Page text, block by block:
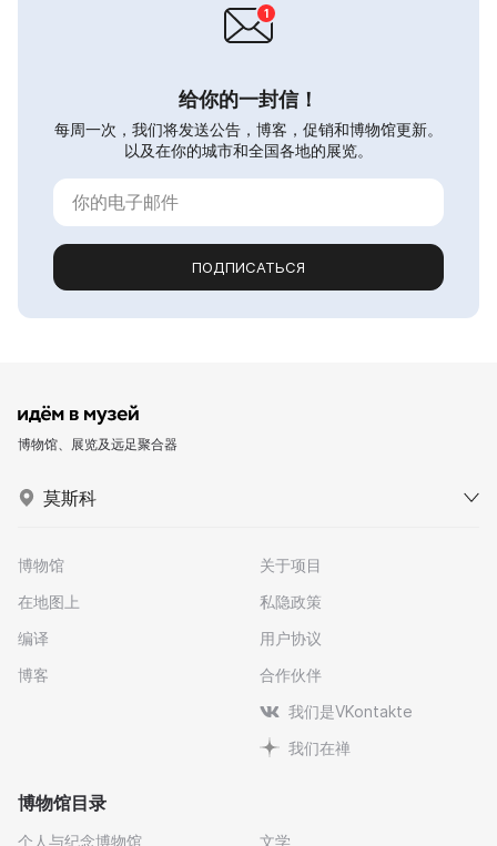
给你的一封信！
每周一次，我们将发送公告，博客，促销和博物馆更新。
以及在你的城市和全国各地的展览。
ПОДПИСАТЬСЯ
博物馆、展览及远足聚合器
莫斯科
博物馆
在地图上
编译
博客
关于项目
私隐政策
用户协议
合作伙伴
我们是VKontakte
我们在禅
博物馆目录
个人与纪念博物馆 文学